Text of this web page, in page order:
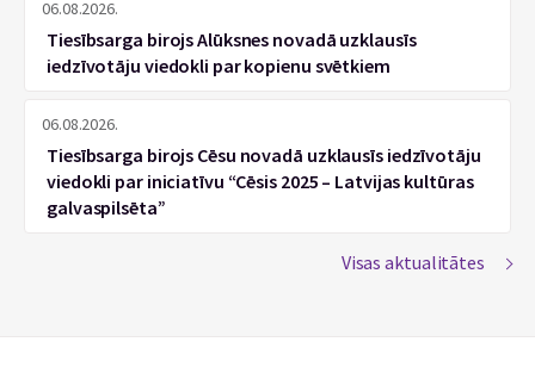
06.08.2026.
Tiesībsarga birojs Alūksnes novadā uzklausīs
iedzīvotāju viedokli par kopienu svētkiem
06.08.2026.
Tiesībsarga birojs Cēsu novadā uzklausīs iedzīvotāju
viedokli par iniciatīvu “Cēsis 2025 – Latvijas kultūras
galvaspilsēta”
Visas aktualitātes